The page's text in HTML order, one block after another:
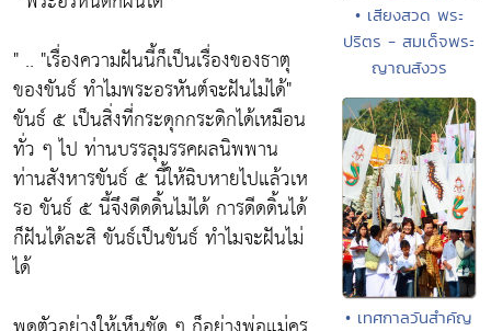
" .. "เรื่องความฝันนี้ก็เป็นเรื่องของธาตุ
ของขันธ์ ทำไมพระอรหันต์จะฝันไม่ได้"
ขันธ์ ๕ เป็นสิ่งที่กระดุกกระดิกได้เหมือน
ทั่ว ๆ ไป ท่านบรรลุมรรคผลนิพพาน
ท่านสังหารขันธ์ ๕ นี้ให้ฉิบหายไปแล้วเห
รอ ขันธ์ ๕ นี้จึงดีดดิ้นไม่ได้ การดีดดิ้นได้
ก็ฝันได้ละสิ ขันธ์เป็นขันธ์ ทำไมจะฝันไม่
ได้
• เสียงสวด พระ
ปริตร - สมเด็จพระ
ญาณสังวร
• เทศกาลวันสำคัญ